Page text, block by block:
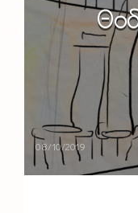
08/10/2019